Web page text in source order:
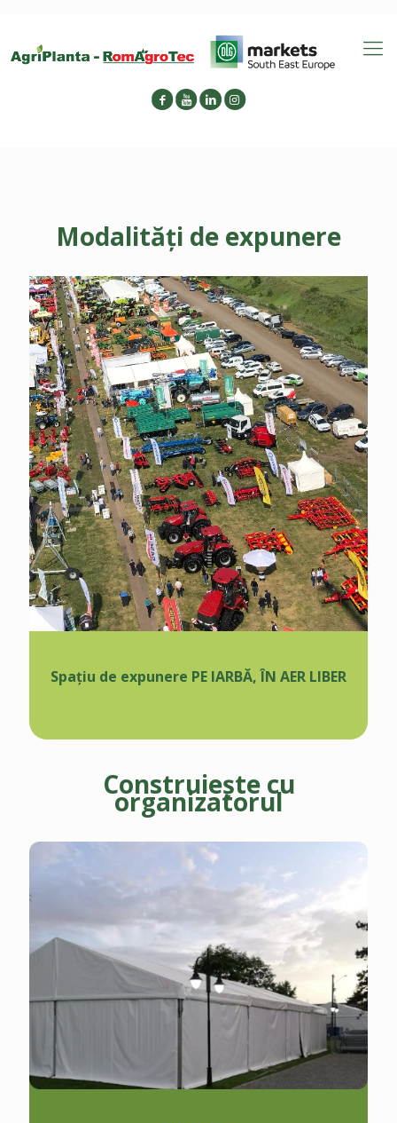
Modalități de expunere
Spațiu de expunere PE IARBĂ, ÎN AER LIBER
Construiește cu
organizatorul